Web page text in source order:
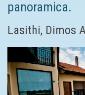
panoramica.
Lasithi, Dimos